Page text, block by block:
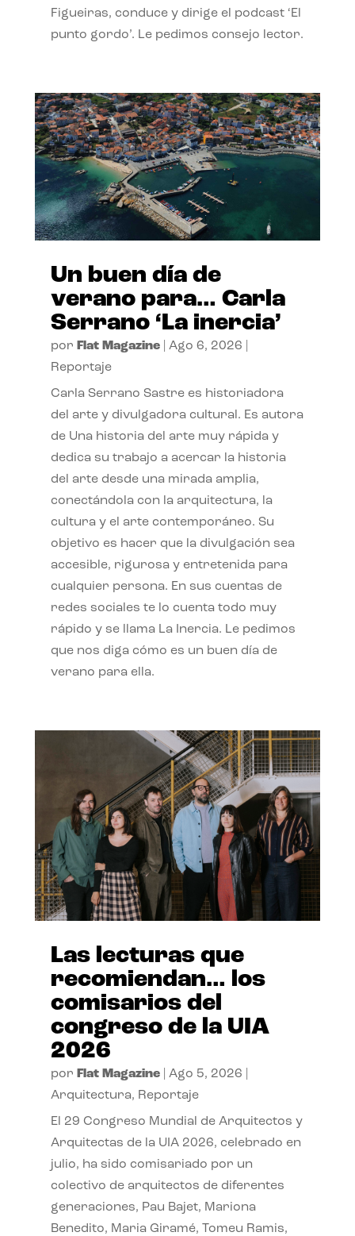
Figueiras, conduce y dirige el podcast ‘El
punto gordo’. Le pedimos consejo lector.
Un buen día de
verano para… Carla
Serrano ‘La inercia’
por Flat Magazine| Ago 6, 2026
Reportaje
Carla Serrano Sastre es historiadora
del arte y divulgadora cultural. Es autora
de Una historia del arte muy rápida y
dedica su trabajo a acercar la historia
del arte desde una mirada amplia,
conectándola con la arquitectura, la
cultura y el arte contemporáneo. Su
objetivo es hacer que la divulgación sea
accesible, rigurosa y entretenida para
cualquier persona. En sus cuentas de
redes sociales te lo cuenta todo muy
rápido y se llama La Inercia. Le pedimos
que nos diga cómo es un buen día de
verano para ella.
Las lecturas que
recomiendan… los
comisarios del
congreso de la UIA
2026
por Flat Magazine| Ago 5, 2026
Arquitectura, Reportaje
El 29 Congreso Mundial de Arquitectos y
Arquitectas de la UIA 2026, celebrado en
julio, ha sido comisariado por un
colectivo de arquitectos de diferentes
generaciones, Pau Bajet, Mariona
Benedito, Maria Giramé, Tomeu Ramis,